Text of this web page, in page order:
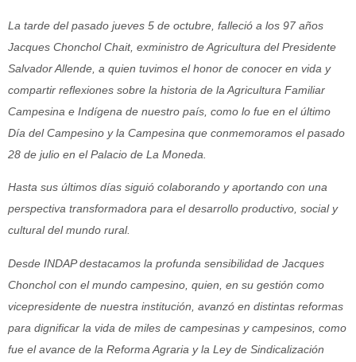
La tarde del pasado jueves 5 de octubre, falleció a los 97 años
Jacques Chonchol Chait, exministro de Agricultura del Presidente
Salvador Allende, a quien tuvimos el honor de conocer en vida y
compartir reflexiones sobre la historia de la Agricultura Familiar
Campesina e Indígena de nuestro país, como lo fue en el último
Día del Campesino y la Campesina que conmemoramos el pasado
28 de julio en el Palacio de La Moneda.
Hasta sus últimos días siguió colaborando y aportando con una
perspectiva transformadora para el desarrollo productivo, social y
cultural del mundo rural.
Desde INDAP destacamos la profunda sensibilidad de Jacques
Chonchol con el mundo campesino, quien, en su gestión como
vicepresidente de nuestra institución, avanzó en distintas reformas
para dignificar la vida de miles de campesinas y campesinos, como
fue el avance de la Reforma Agraria y la Ley de Sindicalización